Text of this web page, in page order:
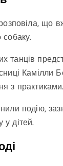
що
собаку.
танців
Камілли
з практиками.
подію,
у дітей.